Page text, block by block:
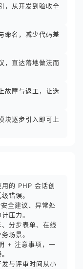
，从开发到验收全
命名，减少代码差
，直达落地做法而
故障与返工，让迭
块逐步引入即可上
的 PHP 会话创
错误。
全建议、异常处
压力。
分步表单、在线
场景。
+ 注意事项，一
与评审时间从小